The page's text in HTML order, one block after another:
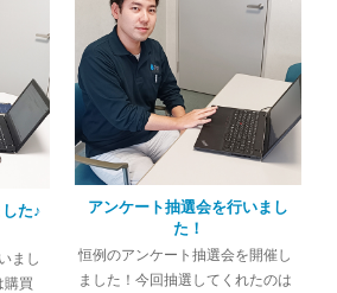
た♪
まし
購買
アンケート抽選会を行いまし
た！
恒例のアンケート抽選会を開催し
ました！今回抽選してくれたのは